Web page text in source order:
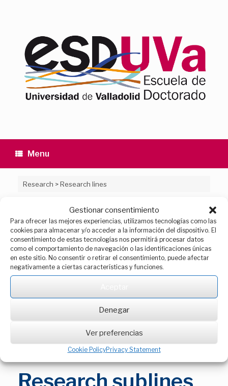
Gestionar consentimiento
Para ofrecer las mejores experiencias, utilizamos tecnologías como las
cookies para almacenar y/o acceder a la información del dispositivo. El
consentimiento de estas tecnologías nos permitirá procesar datos
como el comportamiento de navegación o las identificaciones únicas
en este sitio. No consentir o retirar el consentimiento, puede afectar
negativamente a ciertas características y funciones.
Denegar
Ver preferencias
Cookie PolicyPrivacy Statement
Menu
Research >Research lines
Research lines
Ingeniería Energética
Ingeniería de Sistemas, Automática y
Robótica
Gestión de Sistemas Complejos
Ingeniería Mecánica
Ingeniería eléctrica y tecnología electrónica